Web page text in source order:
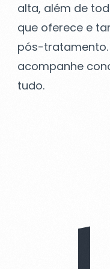
alta, além de
que oferece e
pós-tratamento.
acompanhe
tudo.